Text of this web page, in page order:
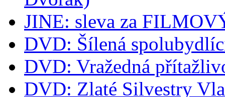
JINE: sleva za
DVD: Šílená
DVD: Vražedná
DVD: Zlaté Silvestry